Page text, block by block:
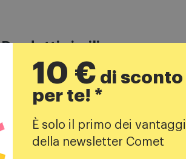
Prodotti simili
10 € di
per te! *
È solo il primo dei
della newsletter Comet